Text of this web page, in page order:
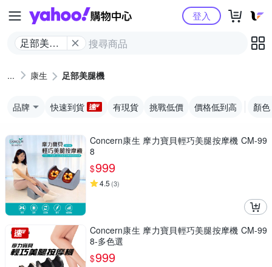
Yahoo購物中心
足部美腿
登入
康生 足部美腿機
品牌 快速到貨 有現貨 挑戰低價 價格低到高 顏色
Concern康生 摩力寶貝輕巧美腿按摩機 CM-99
8
$999
4.5 (3)
Concern康生 摩力寶貝輕巧美腿按摩機 CM-99
8-多色選
$999